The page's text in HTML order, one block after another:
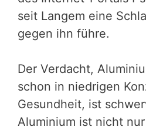
seit Langem eine
gegen ihn führe.
Der Verdacht,
schon in niedrigen
Gesundheit, ist
Aluminium ist nicht